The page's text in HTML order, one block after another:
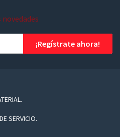
¡Regístrate ahora!
SERVICIO.